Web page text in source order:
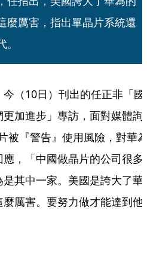
麼厲害，指出單晶片系統還
（10日）刊出的任正非「國
加進步」專訪，面對媒體詢
被『警告』使用風險，對華
，「中國做晶片的公司很多
其中一家。美國是誇大了華
厲害。要努力做才能達到他